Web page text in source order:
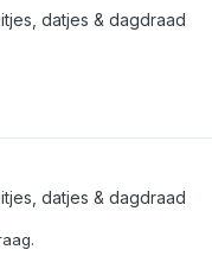
datjes & dagdraad
datjes & dagdraad